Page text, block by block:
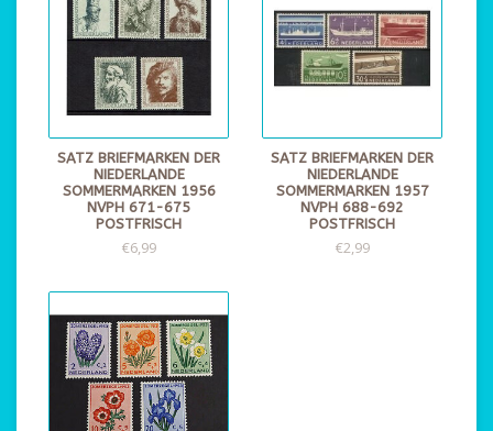
SATZ BRIEFMARKEN DER
NIEDERLANDE
SOMMERMARKEN 1956
NVPH 671-675
POSTFRISCH
€6,99
SATZ BRIEFMARKEN DER
NIEDERLANDE
SOMMERMARKEN 1957
NVPH 688-692
POSTFRISCH
€2,99